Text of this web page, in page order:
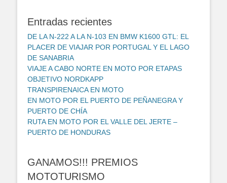
Entradas recientes
DE LA N-222 A LA N-103 EN BMW K1600 GTL: EL
PLACER DE VIAJAR POR PORTUGAL Y EL LAGO
DE SANABRIA
VIAJE A CABO NORTE EN MOTO POR ETAPAS
OBJETIVO NORDKAPP
TRANSPIRENAICA EN MOTO
EN MOTO POR EL PUERTO DE PEÑANEGRA Y
PUERTO DE CHÍA
RUTA EN MOTO POR EL VALLE DEL JERTE –
PUERTO DE HONDURAS
GANAMOS!!! PREMIOS
MOTOTURISMO